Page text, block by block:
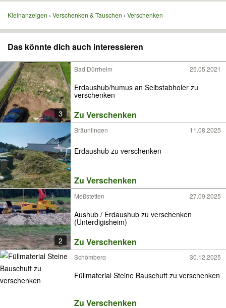
Kleinanzeigen Verschenken & Tauschen Verschenken
Das könnte dich auch interessieren
3
Bad Dürrheim 25.05.2021
Erdaushub/humus an Selbstabholer zu
verschenken
Zu Verschenken
Bräunlingen 11.08.2025
Erdaushub zu verschenken
Zu Verschenken
2
Meßstetten 27.09.2025
Aushub / Erdaushub zu verschenken
(Unterdigisheim)
Zu Verschenken
Schömberg 30.12.2025
Füllmaterial Steine Bauschutt zu verschenken
Zu Verschenken